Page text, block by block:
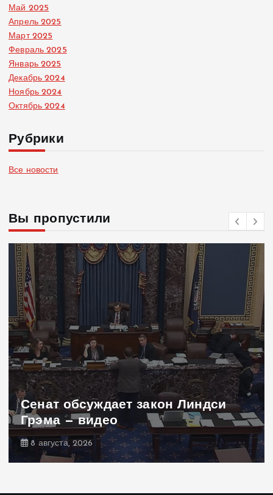
Май 2025
Апрель 2025
Март 2025
Февраль 2025
Январь 2025
Декабрь 2024
Ноябрь 2024
Октябрь 2024
Рубрики
Все новости
Вы пропустили
Линдси
Заявление
не понравилось РФ —
7 августа, 2026